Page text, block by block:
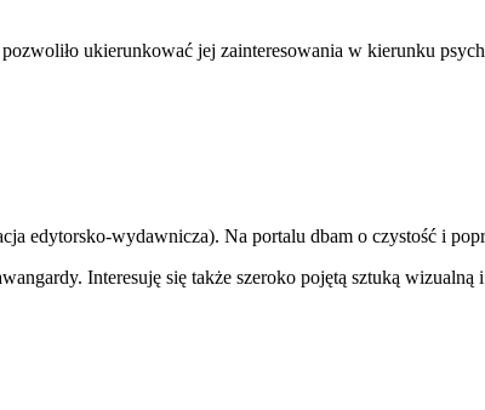
ukierunkować jej zainteresowania w kierunku
edytorsko-wydawnicza). Na portalu dbam o czystość i
Interesuję się także szeroko pojętą sztuką wizualną